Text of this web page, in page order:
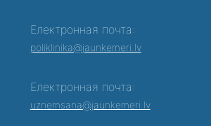
Електронная почта:
poliklinika@jaunkemeri.lv
Електронная почта:
uznemsana@jaunkemeri.lv